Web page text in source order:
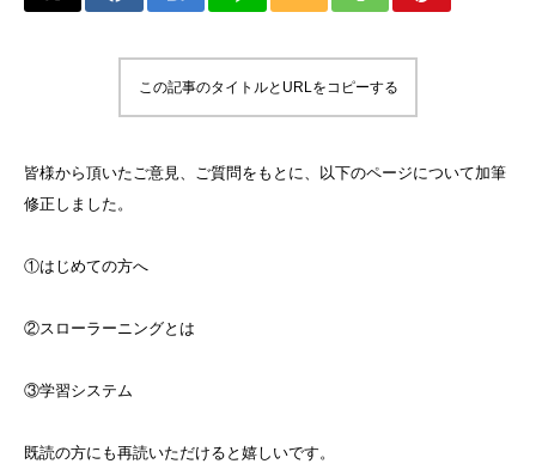
この記事のタイトルとURLをコピーする
皆様から頂いたご意見、ご質問をもとに、以下のページについて加筆
修正しました。
①はじめての方へ
②スローラーニングとは
③学習システム
既読の方にも再読いただけると嬉しいです。